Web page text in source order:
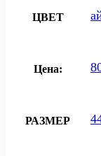
ЦВЕТ
Цена:
РАЗМЕР